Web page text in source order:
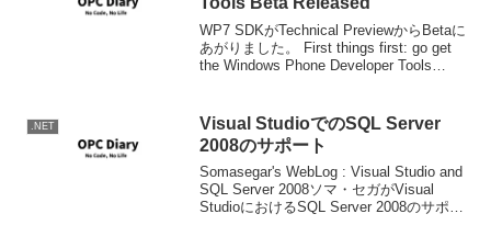
WP7 SDKがTechnical PreviewからBetaに
あがりました。 First things first: go get
the Windows Phone Developer Tools
.NET
Visual StudioでのSQL Server
2008のサポート
Somasegar's WebLog : Visual Studio and
SQL Server 2008ソマ・セガがVisual
StudioにおけるSQL Server 2008のサポー